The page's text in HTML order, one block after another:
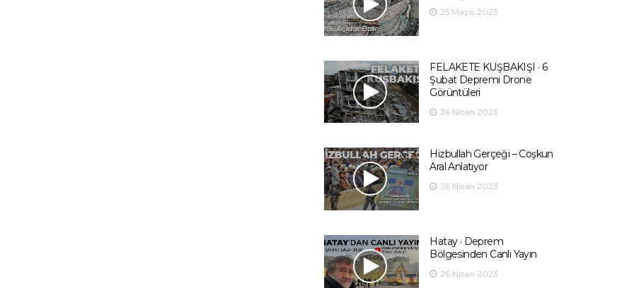
25 Mayıs 2023
FELAKETE KUŞBAKIŞI · 6
Şubat Depremi Drone
Görüntüleri
26 Nisan 2023
Hizbullah Gerçeği – Coşkun
Aral Anlatıyor
26 Nisan 2023
Hatay · Deprem
Bölgesinden Canlı Yayın
26 Nisan 2023